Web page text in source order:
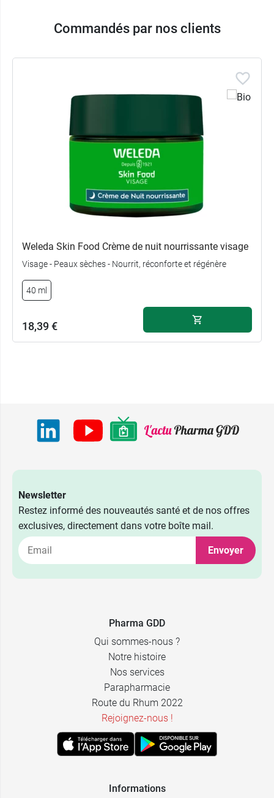
Commandés par nos clients
Weleda Skin Food Crème de nuit nourrissante visage
Visage - Peaux sèches - Nourrit, réconforte et régénère
40 ml
18,39 €
Newsletter
Restez informé des nouveautés santé et de nos offres
exclusives, directement dans votre boîte mail.
Envoyer
Pharma GDD
Qui sommes-nous ?
Notre histoire
Nos services
Parapharmacie
Route du Rhum 2022
Rejoignez-nous !
Informations